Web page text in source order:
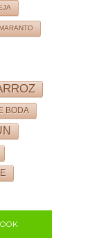
BODA